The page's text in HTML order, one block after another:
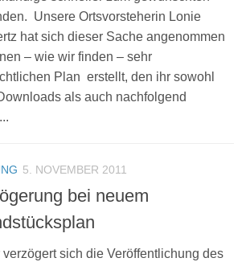
Unsere Ortsvorsteherin Lonie
hat sich dieser Sache angenommen
– wie wir finden – sehr
Plan erstellt, den ihr sowohl
als auch nachfolgend
5. NOVEMBER 2011
bei neuem
verzögert sich die Veröffentlichung des